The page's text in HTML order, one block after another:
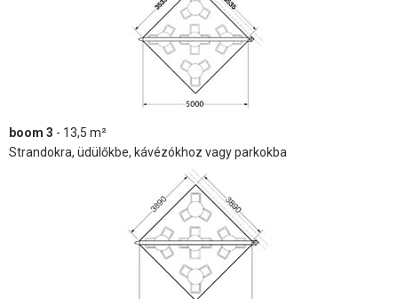
boom 3 - 13,5 m²
Strandokra, üdülőkbe, kávézókhoz vagy parkokba